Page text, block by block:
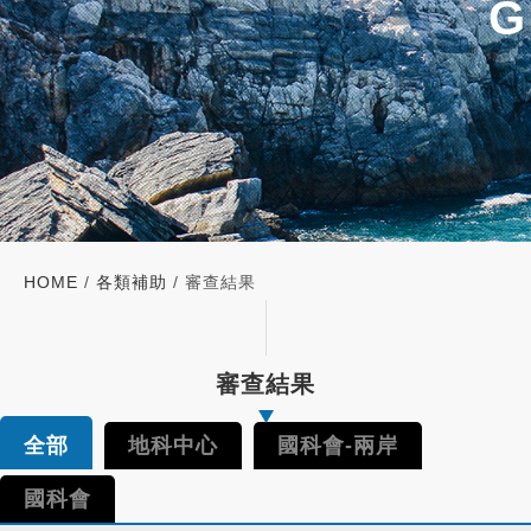
HOME / 各類補助 / 審查結果
審查結果
全部 地科中心 國科會-兩岸
國科會